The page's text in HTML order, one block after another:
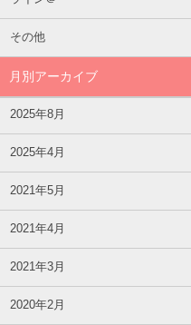
その他
月別アーカイブ
2025年8月
2025年4月
2021年5月
2021年4月
2021年3月
2020年2月